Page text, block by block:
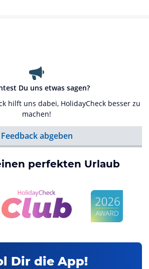
Du uns etwas sagen?
hilft uns dabei, HolidayCheck besser zu
machen!
Feedback abgeben
perfekten Urlaub
Dir die App!